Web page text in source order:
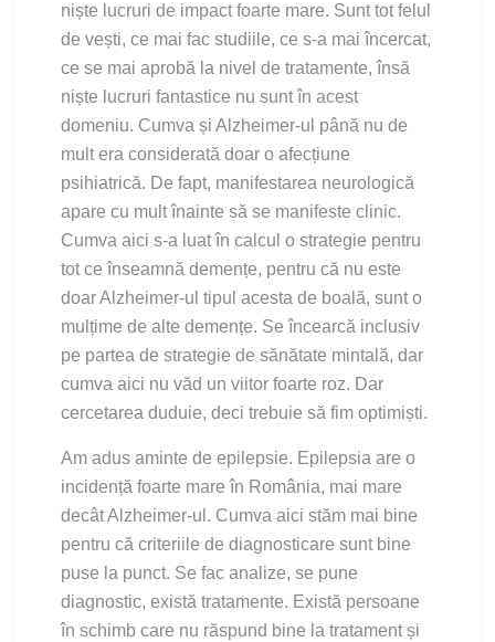
niște lucruri de impact foarte mare. Sunt tot felul
de vești, ce mai fac studiile, ce s-a mai încercat,
ce se mai aprobă la nivel de tratamente, însă
niște lucruri fantastice nu sunt în acest
domeniu. Cumva și Alzheimer-ul până nu de
mult era considerată doar o afecțiune
psihiatrică. De fapt, manifestarea neurologică
apare cu mult înainte să se manifeste clinic.
Cumva aici s-a luat în calcul o strategie pentru
tot ce înseamnă demențe, pentru că nu este
doar Alzheimer-ul tipul acesta de boală, sunt o
mulțime de alte demențe. Se încearcă inclusiv
pe partea de strategie de sănătate mintală, dar
cumva aici nu văd un viitor foarte roz. Dar
cercetarea duduie, deci trebuie să fim optimiști.
Am adus aminte de epilepsie. Epilepsia are o
incidență foarte mare în România, mai mare
decât Alzheimer-ul. Cumva aici stăm mai bine
pentru că criteriile de diagnosticare sunt bine
puse la punct. Se fac analize, se pune
diagnostic, există tratamente. Există persoane
în schimb care nu răspund bine la tratament și